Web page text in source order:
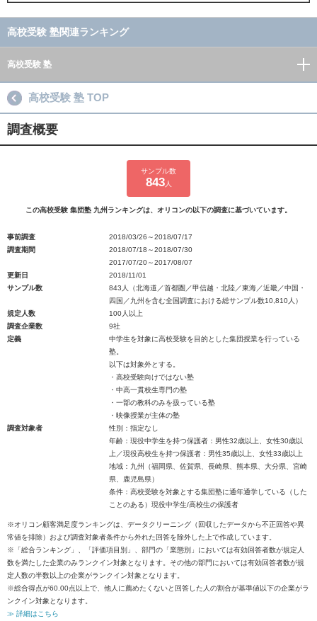
高校受験 塾関連ランキング
高校受験 塾
高校受験 塾 TOP
調査概要
サンプル数
843人
この高校受験 集団塾 九州ランキングは、オリコンの以下の調査に基づいています。
事前調査
2018/03/26～2018/07/17
調査期間
2018/07/18～2018/07/30
2017/07/20～2017/08/07
更新日
2018/11/01
サンプル数
843人（北海道／首都圏／甲信越・北陸／東海／近畿／中国・
四国／九州を含む全国調査における総サンプル数10,810人）
規定人数
100人以上
調査企業数
9社
定義
中学生を対象に高校受験を目的とした集団授業を行っている
塾。
以下は対象外とする。
・高校受験向けではない塾
・中高一貫校生専門の塾
・一部の教科のみを扱っている塾
・映像授業が主体の塾
調査対象者
性別：指定なし
年齢：現役中学生を持つ保護者：男性32歳以上、女性30歳以
上／現役高校生を持つ保護者：男性35歳以上、女性33歳以上
地域：九州（福岡県、佐賀県、長崎県、熊本県、大分県、宮崎
県、鹿児島県）
条件：高校受験を対象とする集団塾に通年通学している（した
ことのある）現役中学生/高校生の保護者
※オリコン顧客満足度ランキングは、データクリーニング（回収したデータから不正回答や異
常値を排除）および調査対象者条件から外れた回答を除外した上で作成しています。
※「総合ランキング」、「評価項目別」、部門の「業態別」においては有効回答者数が規定人
数を満たした企業のみランクイン対象となります。その他の部門においては有効回答者数が規
定人数の半数以上の企業がランクイン対象となります。
※総合得点が60.00点以上で、他人に薦めたくないと回答した人の割合が基準値以下の企業がラ
ンクイン対象となります。
≫ 詳細はこちら